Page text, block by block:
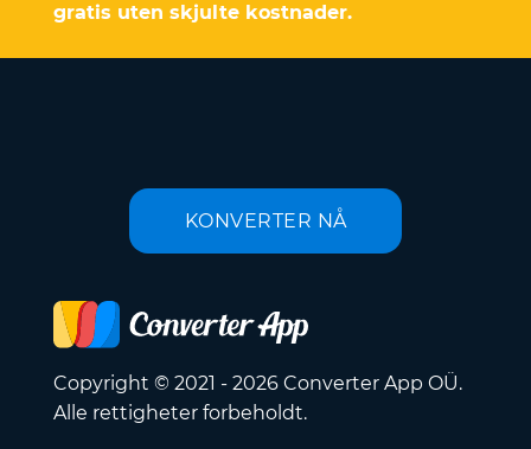
gratis uten skjulte kostnader.
KONVERTER NÅ
Copyright © 2021 - 2026 Converter App OÜ.
Alle rettigheter forbeholdt.